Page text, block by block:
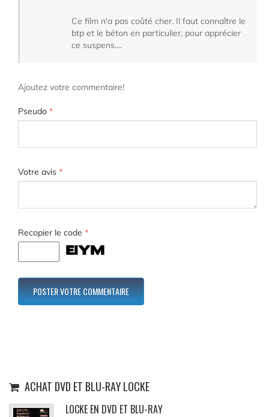
Ce film n'a pas coûté cher. Il faut connaître le
btp et le béton en particulier, pour apprécier
ce suspens....
Ajoutez votre commentaire!
Pseudo *
Votre avis *
Recopier le code *
ACHAT DVD ET BLU-RAY LOCKE
LOCKE EN DVD ET BLU-RAY